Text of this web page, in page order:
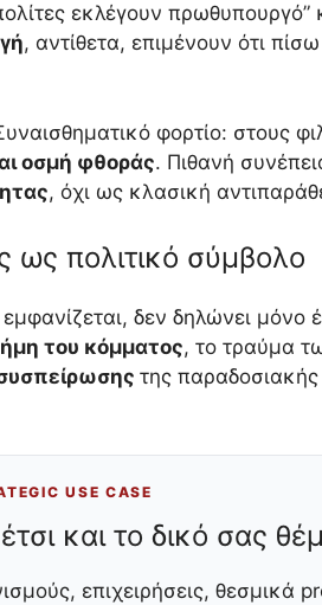
εκλέγουν
, αντίθετα, επιμένουν ότι
φορτίο: στους
οσμή φθοράς. Πιθανή
, όχι ως κλασική
ως πολιτικό σύμβολο
δεν δηλώνει
του κόμματος, το τραύμα
της παραδοσιακής
USE CASE
και το δικό σας
επιχειρήσεις, θεσμικά